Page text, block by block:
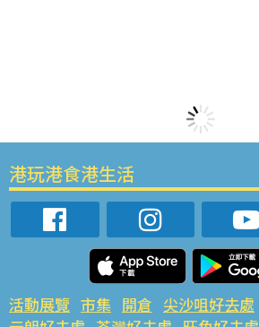
港玩港食港生活
活動展覽 市集 開倉 尖沙咀好去處